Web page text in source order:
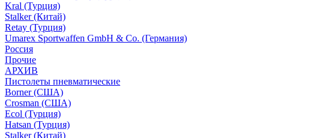
Kral (Турция)
Stalker (Китай)
Retay (Турция)
Umarex Sportwaffen GmbH & Co. (Германия)
Россия
Прочие
АРХИВ
Пистолеты пневматические
Borner (США)
Crosman (США)
Ecol (Турция)
Hatsan (Турция)
Stalker (Китай)